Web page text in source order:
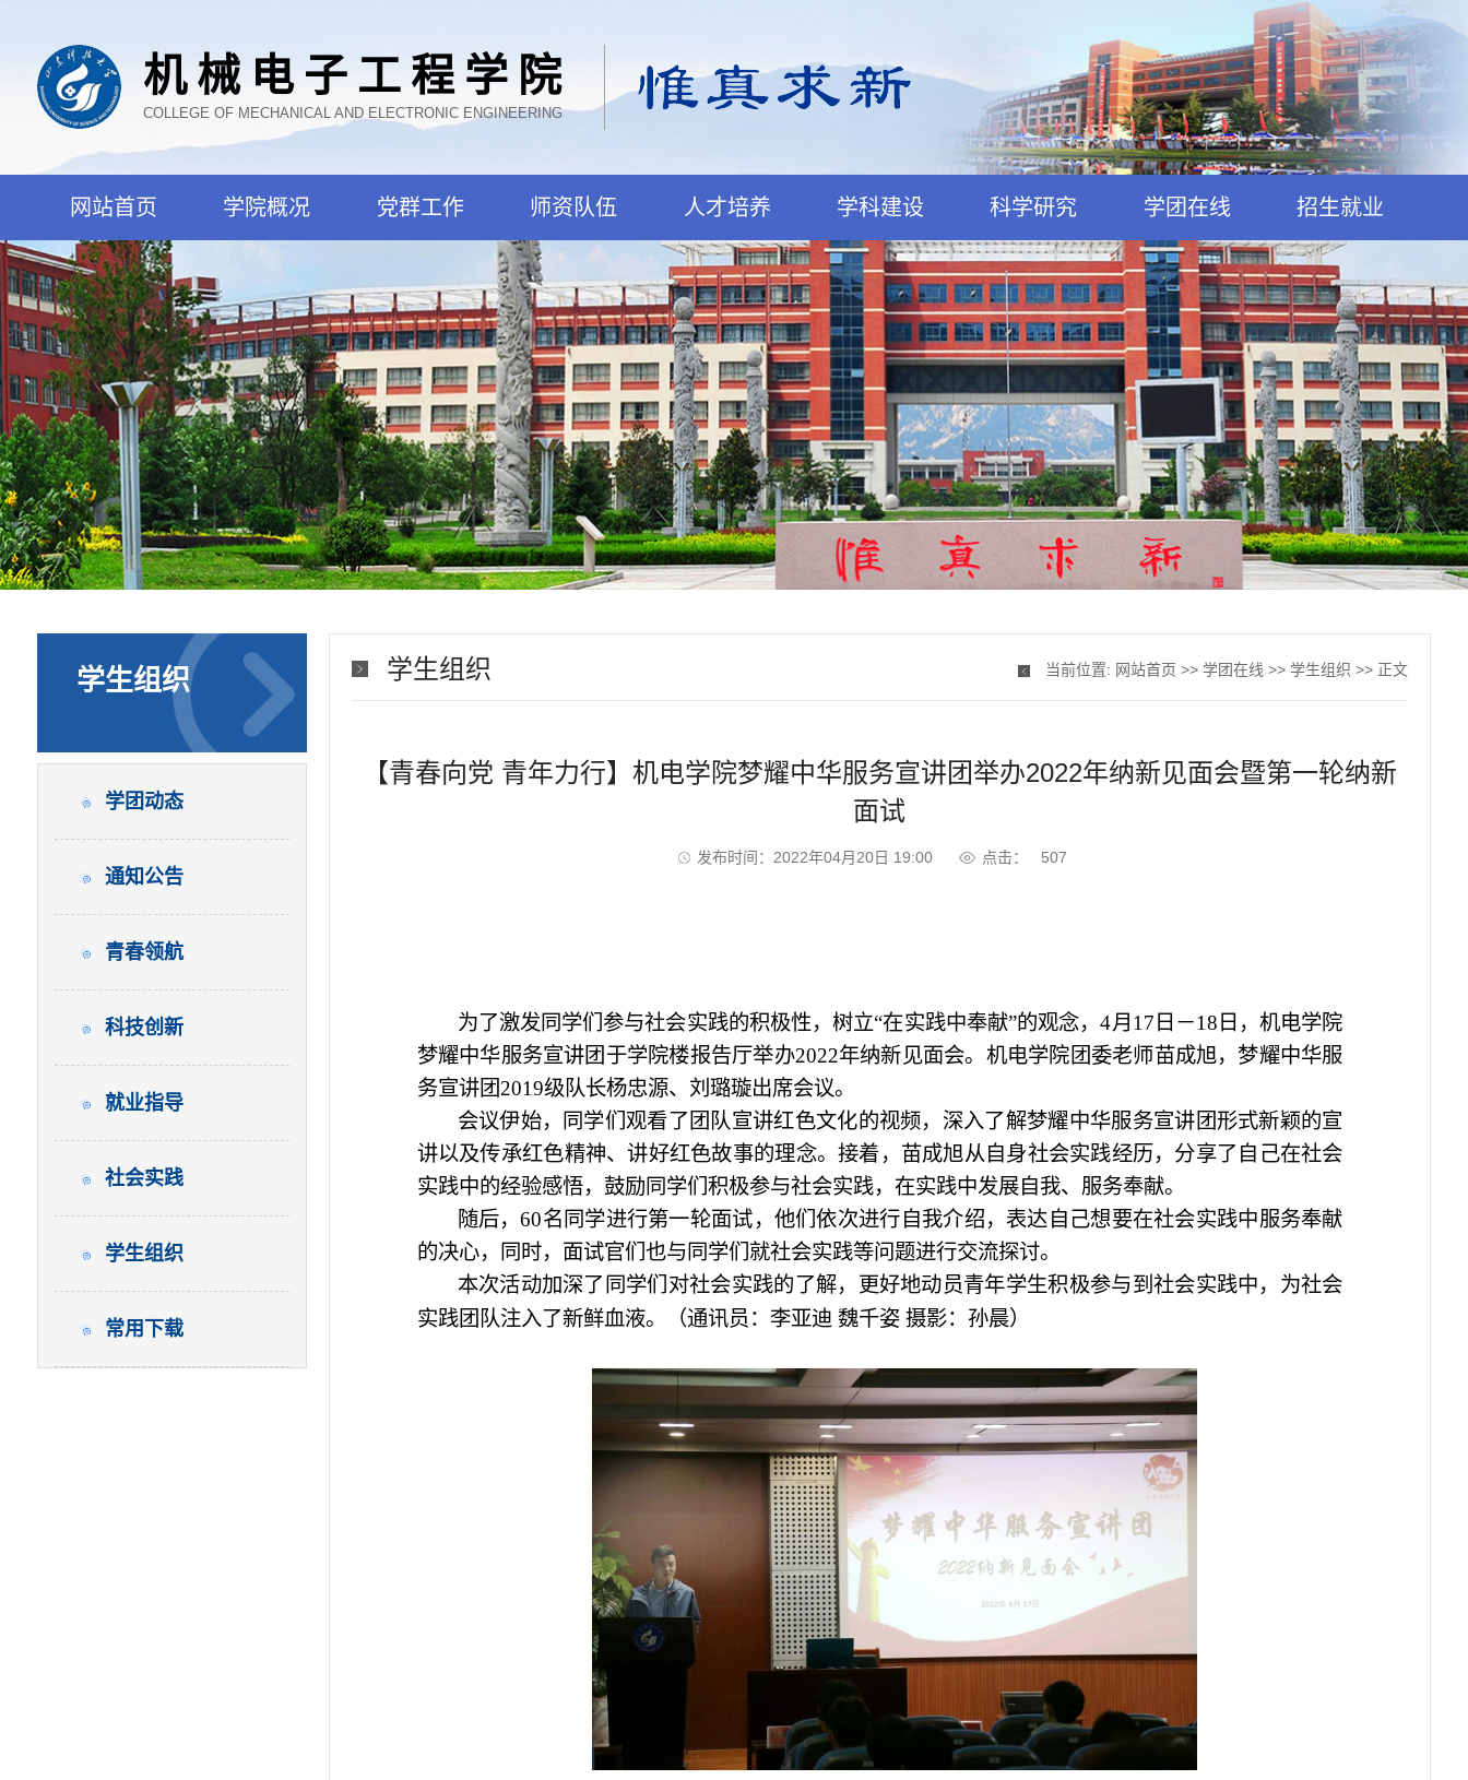
机械电子工程学院
COLLEGE OF MECHANICAL AND ELECTRONIC ENGINEERING
网站首页 学院概况 党群工作 师资队伍 人才培养 学科建设 科学研究 学团在线 招生就业
学生组织
学团动态
通知公告
青春领航
科技创新
就业指导
社会实践
学生组织
常用下载
学生组织 当前位置: 网站首页 >>学团在线 >>学生组织 >> 正文
【青春向党 青年力行】机电学院梦耀中华服务宣讲团举办2022年纳新见面会暨第一轮纳新
面试
发布时间：2022年04月20日 19:00 点击： 507
为了激发同学们参与社会实践的积极性，树立“在实践中奉献”的观念，4月17日－18日，机电学院
梦耀中华服务宣讲团于学院楼报告厅举办2022年纳新见面会。机电学院团委老师苗成旭，梦耀中华服
务宣讲团2019级队长杨忠源、刘璐璇出席会议。
会议伊始，同学们观看了团队宣讲红色文化的视频，深入了解梦耀中华服务宣讲团形式新颖的宣
讲以及传承红色精神、讲好红色故事的理念。接着，苗成旭从自身社会实践经历，分享了自己在社会
实践中的经验感悟，鼓励同学们积极参与社会实践，在实践中发展自我、服务奉献。
随后，60名同学进行第一轮面试，他们依次进行自我介绍，表达自己想要在社会实践中服务奉献
的决心，同时，面试官们也与同学们就社会实践等问题进行交流探讨。
本次活动加深了同学们对社会实践的了解，更好地动员青年学生积极参与到社会实践中，为社会
实践团队注入了新鲜血液。（通讯员：李亚迪 魏千姿 摄影：孙晨）